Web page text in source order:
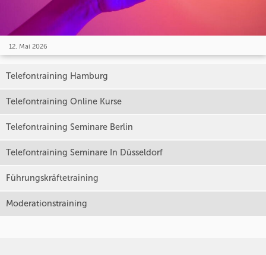
12. Mai 2026
Telefontraining Hamburg
Telefontraining Online Kurse
Telefontraining Seminare Berlin
Telefontraining Seminare In Düsseldorf
Führungskräftetraining
Moderationstraining